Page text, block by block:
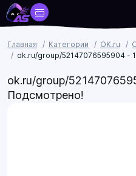
Главная Категории OK.ru
ok.ru/group/52147076595904 -
ok.ru/group/
Подсмотрено!